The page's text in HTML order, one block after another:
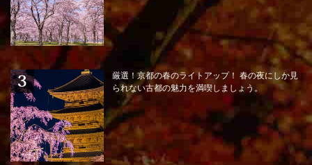
厳選！京都の春のライトアップ！ 春の夜にしか見
られない古都の魅力を満喫しましょう。